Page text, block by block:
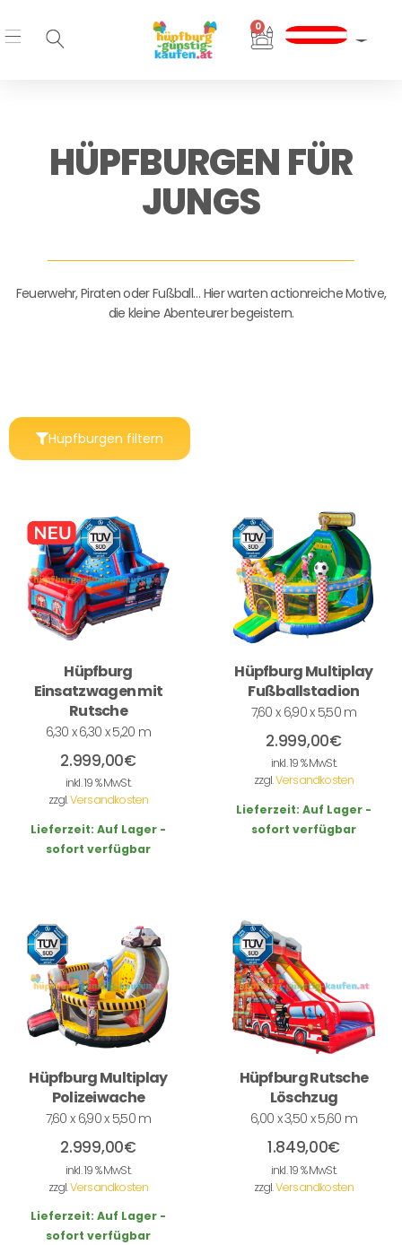
Inhalt
springen
0
Warenkorb
HÜPFBURGEN FÜR
JUNGS
Feuerwehr, Piraten oder Fußball… Hier warten actionreiche Motive,
die kleine Abenteurer begeistern.
Hüpfburgen filtern
Hüpfburg
Einsatzwagen mit
Rutsche
6,30 x 6,30 x 5,20 m
2.999,00€
inkl. 19 % MwSt.
zzgl.Versandkosten
Lieferzeit: Auf Lager -
sofort verfügbar
Hüpfburg Multiplay
Fußballstadion
7,60 x 6,90 x 5,50 m
2.999,00€
inkl. 19 % MwSt.
zzgl.Versandkosten
Lieferzeit: Auf Lager -
sofort verfügbar
Hüpfburg Multiplay
Polizeiwache
7,60 x 6,90 x 5,50 m
2.999,00€
inkl. 19 % MwSt.
zzgl.Versandkosten
Lieferzeit: Auf Lager -
sofort verfügbar
Hüpfburg Rutsche
Löschzug
6,00 x 3,50 x 5,60 m
1.849,00€
inkl. 19 % MwSt.
zzgl.Versandkosten